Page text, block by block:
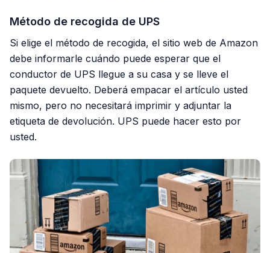
Método de recogida de UPS
Si elige el método de recogida, el sitio web de Amazon
debe informarle cuándo puede esperar que el
conductor de UPS llegue a su casa y se lleve el
paquete devuelto. Deberá empacar el artículo usted
mismo, pero no necesitará imprimir y adjuntar la
etiqueta de devolución. UPS puede hacer esto por
usted.